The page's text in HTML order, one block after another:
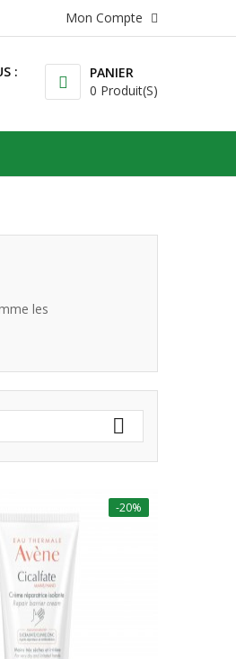
Mon Compte
PANIER
0 Produit(s)
:
les

-20%